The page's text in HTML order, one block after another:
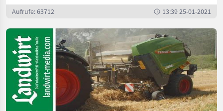
Aufrufe: 63712 13:39 25-01-2021